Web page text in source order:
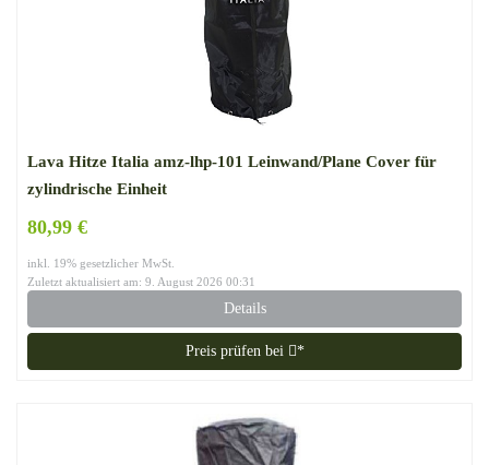
Lava Hitze Italia amz-lhp-101 Leinwand/Plane Cover für
zylindrische Einheit
80,99 €
inkl. 19% gesetzlicher MwSt.
Zuletzt aktualisiert am: 9. August 2026 00:31
Details
Preis prüfen bei *